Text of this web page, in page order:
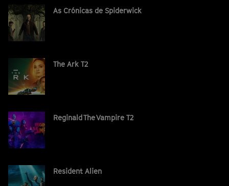
As Crónicas de Spiderwick
The Ark T2
Reginald The Vampire T2
Resident Alien